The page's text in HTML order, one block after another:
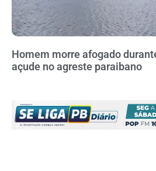
Homem morre afogado
açude no agreste paraibano